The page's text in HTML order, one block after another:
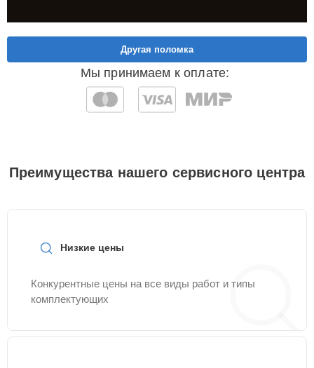
Мы принимаем к оплате:
Другая поломка
Преимущества нашего сервисного центра
Низкие цены
Конкурентные цены на все виды работ и типы
комплектующих